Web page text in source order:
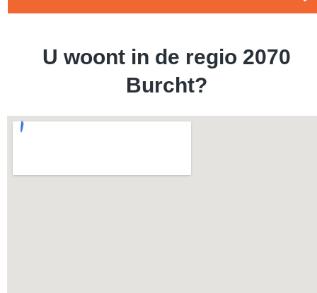
U woont in de regio 2070
Burcht?